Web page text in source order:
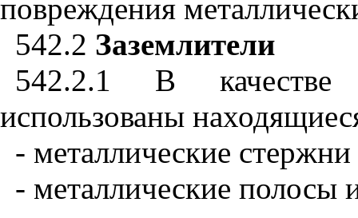
повреждения метал
542.2 Заземлители
542.2.1 В
использованы
- металлические
- металлические полосы